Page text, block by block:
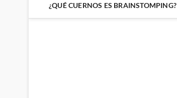
¿QUÉ CUERNOS ES BRAINSTOMPING?